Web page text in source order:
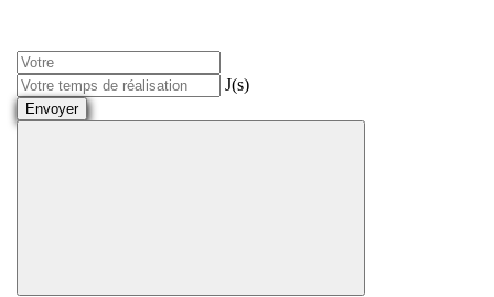
J(s)
Envoyer